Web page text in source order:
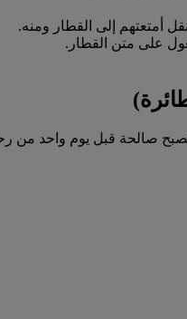
أمتعتهم إلى القطار ومنه.
على متن القطار.
صالحة قبل يوم واحد